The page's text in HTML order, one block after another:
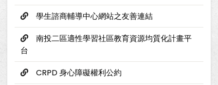
學生諮商輔導中心網站之友善連結
南投二區適性學習社區教育資源均質化計畫平
台
CRPD 身心障礙權利公約